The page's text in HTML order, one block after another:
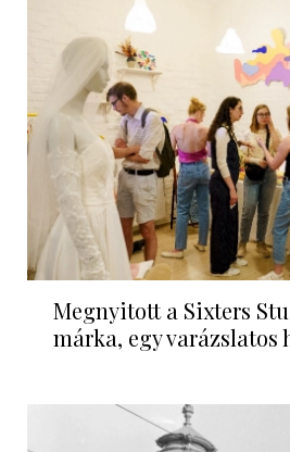
Megnyitott a Sixters
márka, egy varázslatos